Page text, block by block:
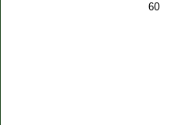
60